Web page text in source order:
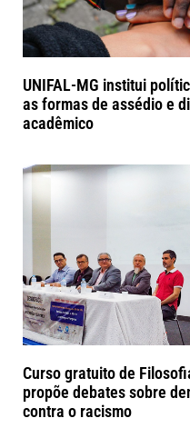
UNIFAL-MG institui
as formas de assédio e
acadêmico
Curso gratuito de
propõe debates sobre
contra o racismo